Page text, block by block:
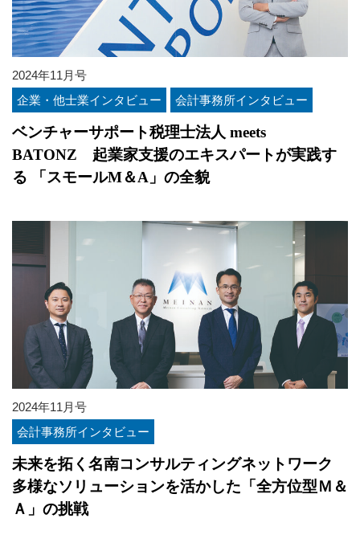
2024年11月号
企業・他士業インタビュー
会計事務所インタビュー
ベンチャーサポート税理士法人 meets
BATONZ 起業家支援のエキスパートが実践す
る 「スモールM＆A」の全貌
2024年11月号
会計事務所インタビュー
未来を拓く名南コンサルティングネットワーク
多様なソリューションを活かした「全方位型Ｍ＆
Ａ」の挑戦